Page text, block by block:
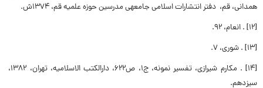
همدانی، قم، ‏دفتر انتشارات اسلامى جامعه‏ى مدرسین حوزه علمیه قم‏، ۱۳۷۴ش.
[۱۲] . انعام، ۹۲.
[۱۳] . شوری، ۷.
[۱۴] . مکارم شیرازی، تفسیر نمونه، ج۱، ص۶۲۲، دارالکتب الاسلامیه، تهران، ۱۳۸۲،
سیزدهم.